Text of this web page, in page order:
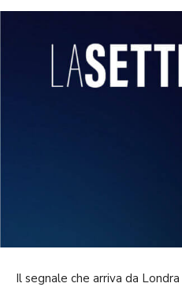
Il segnale che arriva da